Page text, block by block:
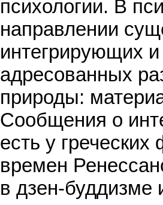
психологии. В
направлении
интегрирующих
адресованных
природы:
Сообщения о
есть у
времен
в дзен-буддизме